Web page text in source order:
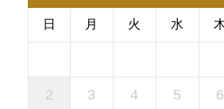
日 月 火 水
2 3 4 5 6